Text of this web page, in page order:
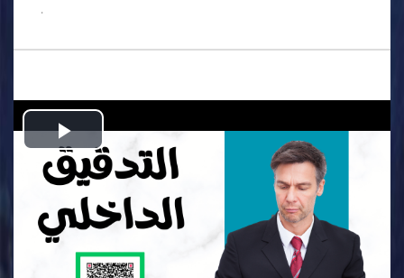
.
Play
Video